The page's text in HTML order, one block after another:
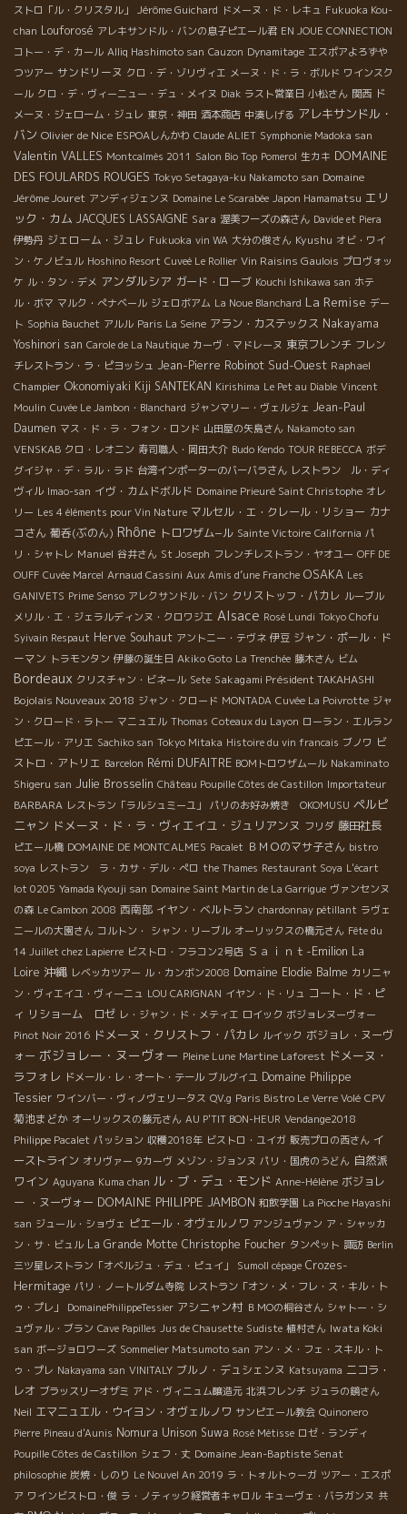
ストロ「ル・クリスタル」
Jérôme Guichard ドメーヌ・ド・レキュ Fukuoka Kou-
chan Louforosé アレキサンドル・バンの息子ピエール君 EN JOUE CONNECTION
コトー・デ・カール Alliq Hashimoto san Cauzon Dynamitage エスポアよろずや
つツアー サンドリーヌ クロ・デ・ゾリヴィエ メーヌ・ド・ラ・ボルド ワインスク
ール クロ・デ・ヴィーニュー・デュ・メイヌ Diak ラスト営業日 小松さん 関西 ド
メーヌ・ジェローム・ジュレ 東京・神田 酒本商店 中湊しげる アレキサンドル・
バン Olivier de Nice ESPOAしんかわ Claude ALIET Symphonie Madoka san
Valentin VALLES Montcalmès 2011 Salon Bio Top Pomerol 生カキ DOMAINE
DES FOULARDS ROUGES Tokyo Setagaya-ku Nakamoto san Domaine
Jérôme Jouret アンディジェンヌ Domaine Le Scarabée Japon Hamamatsu エリ
ック・カム JACQUES LASSAIGNE Sara 渥美フーズの森さん Davide et Piera
伊勢丹 ジェローム・ジュレ Fukuoka vin WA 大分の俊さん Kyushu オビ・ワイ
ン・ケノビュル Hoshino Resort Cuveé Le Rollier Vin Raisins Gaulois プロヴォッ
ケ ル・タン・デメ アンダルシア ガード・ローブ Kouchi Ishikawa san ホテ
ル・ボマ マルク・ぺナベール ジェロボアム La Noue Blanchard La Remise デー
ト Sophia Bauchet アルル Paris La Seine アラン・カステックス Nakayama
Yoshinori san Carole de La Nautique カーヴ・マドレーヌ 東京フレンチ フレン
チレストラン・ラ・ピヨッシュ Jean-Pierre Robinot Sud-Ouest Raphael
Champier Okonomiyaki Kiji SANTEKAN Kirishima Le Pet au Diable Vincent
Moulin Cuvée Le Jambon・Blanchard ジャンマリー・ヴェルジェ Jean-Paul
Daumen マス・ド・ラ・フォン・ロンド 山田屋の矢島さん Nakamoto san
VENSKAB クロ・レオニン 寿司職人・岡田大介 Budo Kendo TOUR REBECCA ボデ
グイジャ・デ・ラル・ラド 台湾インポーターのバーバラさん レストラン ル・ディ
ヴィル Imao-san イヴ・カムドボルド Domaine Prieuré Saint Christophe オレ
リー Les 4 éléments pour Vin Nature マルセル・エ・クレール・リショー カナ
コさん 葡呑(ぶのん) Rhône トロワザム−ル Sainte Victoire California パ
リ・シャトレ Manuel 谷井さん St Joseph フレンチレストラン・ヤオユー OFF DE
OUFF Cuvée Marcel Arnaud Cassini Aux Amis d’une Franche OSAKA Les
GANIVETS Prime Senso アレクサンドル・バン クリストッフ・パカレ ルーブル
メリル・エ・ジェラルディンヌ・クロワジエ Alsace Rosé Lundi Tokyo Chofu
Syivain Respaut Herve Souhaut アントニー・テヴネ 伊豆 ジャン・ポール・ド
ーマン トラモンタン 伊藤の誕生日 Akiko Goto La Trenchée 藤木さん ビム
Bordeaux クリスチャン・ビネール Sete Sakagami Président TAKAHASHI
Bojolais Nouveaux 2018 ジャン・クロード MONTADA Cuvée La Poivrotte ジャ
ン・クロード・ラトー マニュエル Thomas Coteaux du Layon ローラン・エルラン
ピエール・アリエ Sachiko san Tokyo Mitaka Histoire du vin francais ブノワ ビ
ストロ・アトリエ Barcelon Rémi DUFAITRE BOMトロワザムール Nakaminato
Shigeru san Julie Brosselin Château Poupille Côtes de Castillon Importateur
BARBARA レストラン「ラルシュミーユ」 パリのお好み焼き OKOMUSU ペルピ
ニャン ドメーヌ・ド・ラ・ヴィエイユ・ジュリアンヌ フリダ 藤田社長
ピエール橋 DOMAINE DE MONTCALMES Pacalet ＢＭＯのマサ子さん bistro
soya レストラン ラ・カサ・デル・ぺロ the Thames Restaurant Soya L'écart
lot 0205 Yamada Kyouji san Domaine Saint Martin de La Garrigue ヴァンセンヌ
の森 Le Cambon 2008 西南部 イヤン・ベルトラン chardonnay pétillant ラヴェ
ニールの大園さん コルトン・ シャン・リーブル オーリックスの橋元さん Fête du
14 Juillet chez Lapierre ビストロ・フラコン2号店 Ｓａｉｎｔ-Emilion La
Loire 沖縄 レベッカツアー ル・カンボン2008 Domaine Elodie Balme カリニャ
ン・ヴィエイユ・ヴィーニュ LOU CARIGNAN イヤン・ド・リュ コート・ド・ピ
ィ リショーム ロゼ レ・ジャン・ド・メティエ ロイック ボジョレヌーヴォー
Pinot Noir 2016 ドメーヌ・クリストフ・パカレ ルイック ボジョレ・ヌーヴ
ォー ボジョレー・ヌーヴォー Pleine Lune Martine Laforest ドメーヌ・
ラフォレ ドメール・レ・オート・テール ブルグイユ Domaine Philippe
Tessier ワインバー・ヴィノヴェリータス QV.g Paris Bistro Le Verre Volé CPV
菊池まどか オーリックスの藤元さん AU P'TIT BON-HEUR Vendange2018
Philippe Pacalet パッション 収穫2018年 ビストロ・ユイガ 販売プロの西さん イ
ーストライン オリヴァー 9カーヴ メゾン・ジョンヌ パリ・国虎のうどん 自然派
ワイン Aguyana Kuma chan ル・ブ・デュ・モンド Anne-Hélène ボジョレ
ー ・ヌーヴォー DOMAINE PHILIPPE JAMBON 和飲学園 La Pioche Hayashi
san ジュール・ショヴェ ピエール・オヴェルノワ アンジュヴァン ア・シャッカ
ン・サ・ビュル La Grande Motte Christophe Foucher タンペット 諏訪 Berlin
三ツ星レストラン「オベルジュ・デュ・ピュイ」
Sumoll cépage Crozes-
Hermitage パリ・ノートルダム寺院 レストラン「オン・メ・フレ・ス・キル・ト
ゥ・プレ」
DomainePhilippeTessier アシニャン村 ＢＭОの桐谷さん シャトー・シ
ュヴァル・ブラン Cave Papilles Jus de Chausette Sudiste 植村さん Iwata Koki
san ボージョロワーズ Sommelier Matsumoto san アン・メ・フェ・スキル・ト
ゥ・プレ Nakayama san VINITALY ブルノ・デュシェンヌ Katsuyama ニコラ・
レオ ブラッスリーオザミ アド・ヴィニュム醸造元 北浜フレンチ ジュラの鏡さん
Neil エマニュエル・ウイヨン・オヴェルノワ サンピエール教会 Quinonero
Pierre Pineau d'Aunis Nomura Unison Suwa Rosé Métisse ロゼ・ランディ
Poupille Côtes de Castillon シェフ・丈 Domaine Jean-Baptiste Senat
philosophie 炭焼・しのり Le Nouvel An 2019 ラ・トォルトゥーガ ツアー・エスポ
ア ワインビストロ・俊 ラ・ノティック経営者キャロル キューヴェ・バラガンヌ 共